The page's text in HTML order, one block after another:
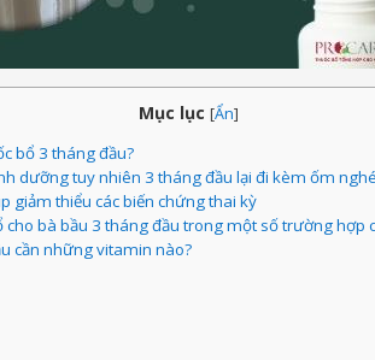
Mục lục [Ẩn]
bổ 3 tháng đầu?
dưỡng tuy nhiên 3 tháng đầu lại đi kèm ốm
giảm thiểu các biến chứng thai kỳ
cho bà bầu 3 tháng đầu trong một số trường hợp
cần những vitamin nào?